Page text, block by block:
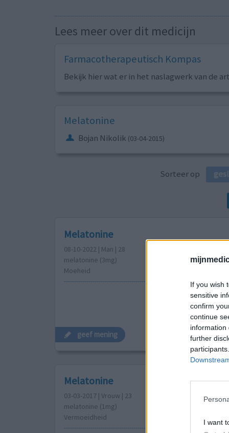
If you wish
sensitive
confirm
continue
information
further
I want
Lees meer over dit medicijn
Farmacotherapeutisch Kompas
Bekijk hier wat er in het naslagwerk van de
Melatonine
Bojan Nikolik (03-04-2015)
Sorteer op
Melatonine
08-10-2022 | Man | 28
melatonine (3mg)
Moeheid
geef mening
Melatonine
03-03-2017 | Vrouw | 23
melatonine (1mg)
Vermoeidheid